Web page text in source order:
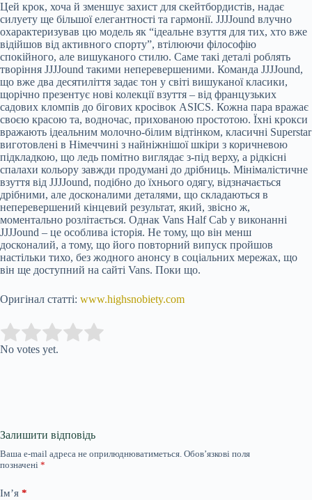
Цей крок, хоча й зменшує захист для скейтбордистів, надає
силуету ще більшої елегантності та гармонії. JJJJound влучно
охарактеризував цю модель як “ідеальне взуття для тих, хто вже
відійшов від активного спорту”, втілюючи філософію
спокійного, але вишуканого стилю. Саме такі деталі роблять
творіння JJJJound такими неперевершеними. Команда JJJJound,
що вже два десятиліття задає тон у світі вишуканої класики,
щорічно презентує нові колекції взуття – від французьких
садових кломпів до бігових кросівок ASICS. Кожна пара вражає
своєю красою та, водночас, прихованою простотою. Їхні крокси
вражають ідеальним молочно-білим відтінком, класичні Superstar
виготовлені в Німеччині з найніжнішої шкіри з коричневою
підкладкою, що ледь помітно виглядає з-під верху, а рідкісні
спалахи кольору завжди продумані до дрібниць. Мінімалістичне
взуття від JJJJound, подібно до їхнього одягу, відзначається
дрібними, але досконалими деталями, що складаються в
неперевершений кінцевий результат, який, звісно ж,
моментально розлітається. Однак Vans Half Cab у виконанні
JJJJound – це особлива історія. Не тому, що він менш
досконалий, а тому, що його повторний випуск пройшов
настільки тихо, без жодного анонсу в соціальних мережах, що
він ще доступний на сайті Vans. Поки що.
Оригінал статті: www.highsnobiety.com
Rate this item:
No votes yet.
Залишити відповідь
Ваша e-mail адреса не оприлюднюватиметься. Обов’язкові поля
позначені *
Ім’я *